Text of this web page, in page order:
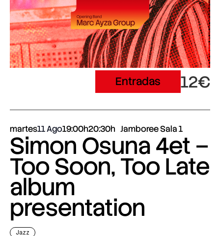
Entradas 12€
martes11 Ago19:00h20:30h Jamboree Sala 1
Simon Osuna 4et –
Too Soon, Too Late
album
presentation
Jazz